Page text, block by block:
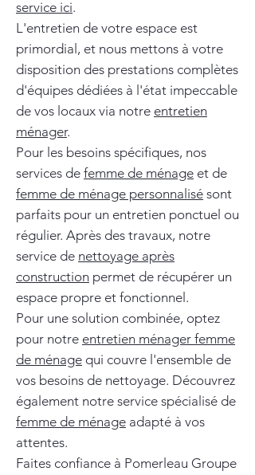
service ici.
L'entretien de votre espace est
primordial, et nous mettons à votre
disposition des prestations complètes
d'équipes dédiées à l'état impeccable
de vos locaux via notre entretien
ménager.
Pour les besoins spécifiques, nos
services de femme de ménage et de
femme de ménage personnalisé sont
parfaits pour un entretien ponctuel ou
régulier. Après des travaux, notre
service de nettoyage après
construction permet de récupérer un
espace propre et fonctionnel.
Pour une solution combinée, optez
pour notre entretien ménager femme
de ménage qui couvre l'ensemble de
vos besoins de nettoyage. Découvrez
également notre service spécialisé de
femme de ménage adapté à vos
attentes.
Faites confiance à Pomerleau Groupe